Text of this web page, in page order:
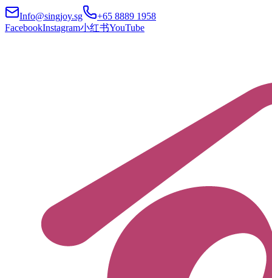
Info@singjoy.sg
+65 8889 1958
FacebookInstagram小红书YouTube